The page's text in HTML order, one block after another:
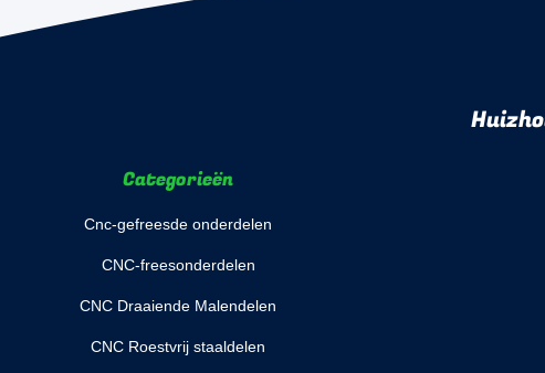
Categorieën
Cnc-gefreesde onderdelen
CNC-freesonderdelen
CNC Draaiende Malendelen
CNC Roestvrij staaldelen